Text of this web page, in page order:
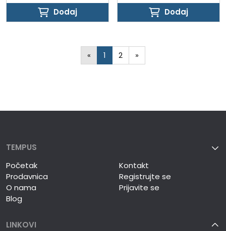
Dodaj
Dodaj
Dodaj
Dodaj
« 1 2 »
TEMPUS
Početak
Prodavnica
O nama
Blog
Kontakt
Registrujte se
Prijavite se
LINKOVI